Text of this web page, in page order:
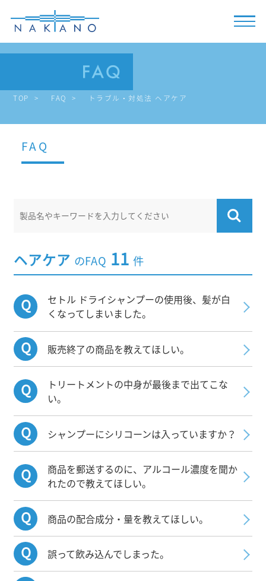
TOP FAQ トラブル・対処法 ヘアケア
FAQ
ヘアケア のFAQ 11 件
セトル ドライシャンプーの使用後、髪が白
くなってしまいました。
販売終了の商品を教えてほしい。
トリートメントの中身が最後まで出てこな
い。
シャンプーにシリコーンは入っていますか？
商品を郵送するのに、アルコール濃度を聞か
れたので教えてほしい。
商品の配合成分・量を教えてほしい。
誤って飲み込んでしまった。